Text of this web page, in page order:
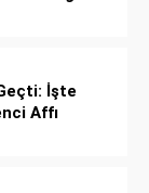
İşte
Affı